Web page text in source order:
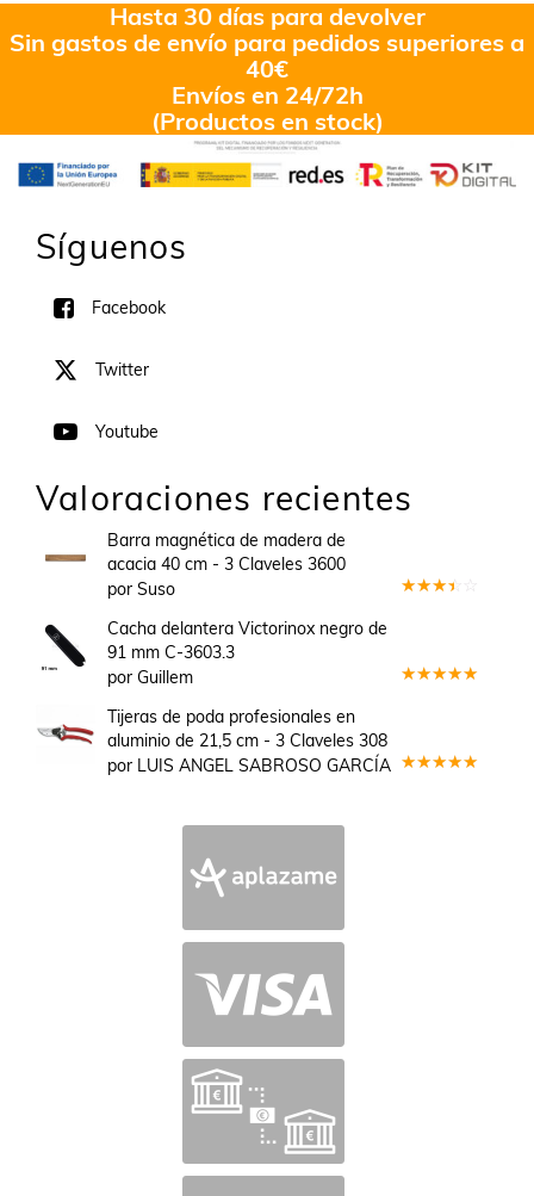
Hasta 30 días para devolver
Sin gastos de envío para pedidos superiores a
40€
Envíos en 24/72h
(Productos en stock)
Síguenos
Facebook
Twitter
Youtube
Valoraciones recientes
Barra magnética de madera de
acacia 40 cm - 3 Claveles 3600
por Suso
Cacha delantera Victorinox negro de
91 mm C-3603.3
por Guillem
Tijeras de poda profesionales en
aluminio de 21,5 cm - 3 Claveles 308
por LUIS ANGEL SABROSO GARCÍA